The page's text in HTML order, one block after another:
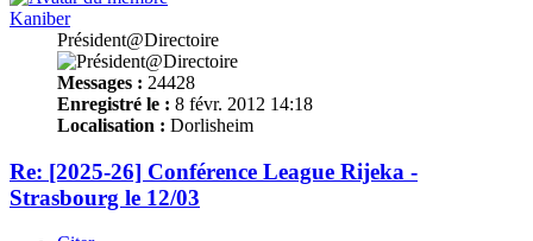
Kaniber
Président@Directoire
Messages : 24428
Enregistré le : 8 févr. 2012 14:18
Localisation : Dorlisheim
Re: [2025-26] Conférence League Rijeka -
Strasbourg le 12/03